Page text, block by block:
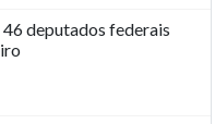
46 deputados federais